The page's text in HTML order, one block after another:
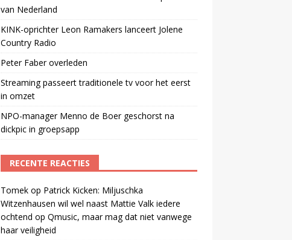
van Nederland
KINK-oprichter Leon Ramakers lanceert Jolene
Country Radio
Peter Faber overleden
Streaming passeert traditionele tv voor het eerst
in omzet
NPO-manager Menno de Boer geschorst na
dickpic in groepsapp
RECENTE REACTIES
Tomekop Patrick Kicken: Miljuschka
Witzenhausen wil wel naast Mattie Valk iedere
ochtend op Qmusic, maar mag dat niet vanwege
haar veiligheid